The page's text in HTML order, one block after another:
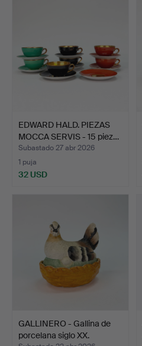
EDWARD HALD. PIEZAS
MOCCA SERVIS - 15 piez…
Subastado 27 abr 2026
1 puja
32 USD
GALLINERO - Gallina de
porcelana siglo XX.